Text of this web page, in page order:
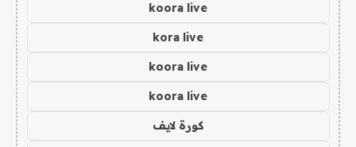
koora live
kora live
koora live
koora live
كورة لايف